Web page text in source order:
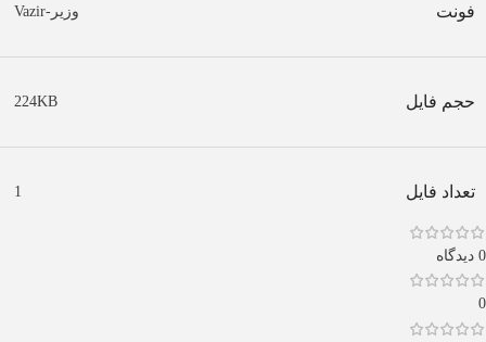
فونت وزیر-Vazir
حجم فایل 224KB
تعداد فایل 1
0 دیدگاه
0